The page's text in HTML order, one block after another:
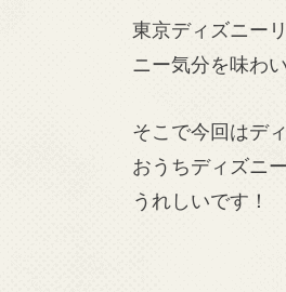
東京ディズニー
ニー気分を味わ
そこで今回はデ
おうちディズニ
うれしいです！